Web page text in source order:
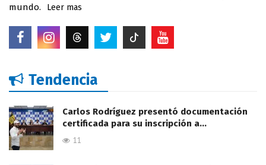
mundo.
Leer mas
Tendencia
Carlos Rodríguez presentó documentación
certificada para su inscripción a…
11